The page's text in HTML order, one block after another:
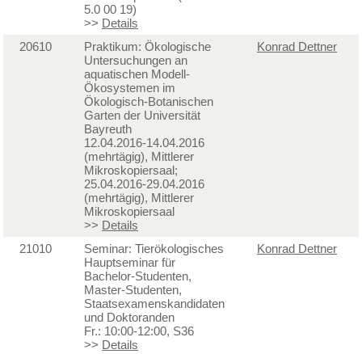
5.0 00 19)
>> Details
20610
Praktikum: Ökologische
Untersuchungen an
aquatischen Modell-
Ökosystemen im
Ökologisch-Botanischen
Garten der Universität
Bayreuth
12.04.2016-14.04.2016
(mehrtägig), Mittlerer
Mikroskopiersaal;
25.04.2016-29.04.2016
(mehrtägig), Mittlerer
Mikroskopiersaal
>> Details
Konrad Dettner
21010
Seminar: Tierökologisches
Hauptseminar für
Bachelor-Studenten,
Master-Studenten,
Staatsexamenskandidaten
und Doktoranden
Fr.: 10:00-12:00, S36
>> Details
Konrad Dettner